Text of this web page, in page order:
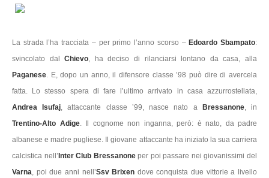
La strada l’ha tracciata – per primo l’anno scorso – Edoardo Sbampato:
svincolato dalChievo, ha deciso di rilanciarsi lontano da casa, alla
Paganese. E, dopo un anno, il difensore classe ’98 può dire di avercela
fatta. Lo stesso spera di fare l’ultimo arrivato in casa azzurrostellata,
Andrea Isufaj, attaccante classe ’99, nasce nato a Bressanone, in
Trentino-Alto Adige. Il cognome non inganna, però: è nato, da padre
albanese e madre pugliese. Il giovane attaccante ha iniziato la sua carriera
calcistica nell’ Inter Club Bressanoneper poi passare nei giovanissimi del
Varna, poi due anni nell’Ssv Brixen dove conquista due vittorie a livello